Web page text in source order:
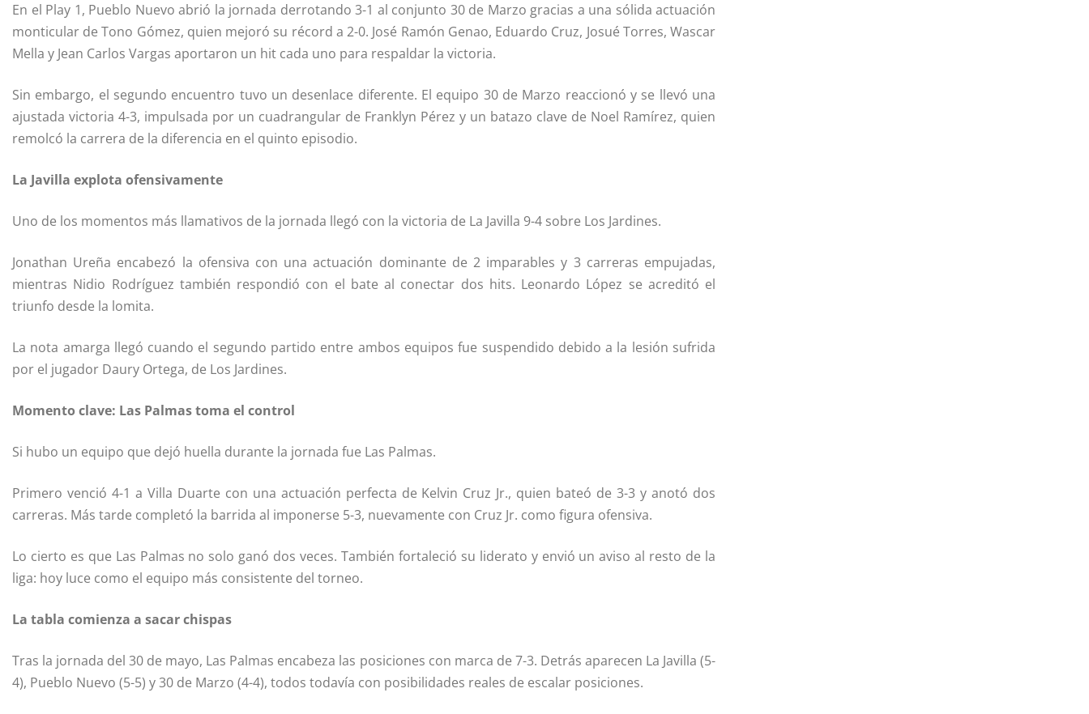
En el Play 1, Pueblo Nuevo abrió la jornada derrotando 3-1 al conjunto 30 de Marzo gracias a una sólida actuación
monticular de Tono Gómez, quien mejoró su récord a 2-0. José Ramón Genao, Eduardo Cruz, Josué Torres, Wascar
Mella y Jean Carlos Vargas aportaron un hit cada uno para respaldar la victoria.
Sin embargo, el segundo encuentro tuvo un desenlace diferente. El equipo 30 de Marzo reaccionó y se llevó una
ajustada victoria 4-3, impulsada por un cuadrangular de Franklyn Pérez y un batazo clave de Noel Ramírez, quien
remolcó la carrera de la diferencia en el quinto episodio.
La Javilla explota ofensivamente
Uno de los momentos más llamativos de la jornada llegó con la victoria de La Javilla 9-4 sobre Los Jardines.
Jonathan Ureña encabezó la ofensiva con una actuación dominante de 2 imparables y 3 carreras empujadas,
mientras Nidio Rodríguez también respondió con el bate al conectar dos hits. Leonardo López se acreditó el
triunfo desde la lomita.
La nota amarga llegó cuando el segundo partido entre ambos equipos fue suspendido debido a la lesión sufrida
por el jugador Daury Ortega, de Los Jardines.
Momento clave: Las Palmas toma el control
Si hubo un equipo que dejó huella durante la jornada fue Las Palmas.
Primero venció 4-1 a Villa Duarte con una actuación perfecta de Kelvin Cruz Jr., quien bateó de 3-3 y anotó dos
carreras. Más tarde completó la barrida al imponerse 5-3, nuevamente con Cruz Jr. como figura ofensiva.
Lo cierto es que Las Palmas no solo ganó dos veces. También fortaleció su liderato y envió un aviso al resto de la
liga: hoy luce como el equipo más consistente del torneo.
La tabla comienza a sacar chispas
Tras la jornada del 30 de mayo, Las Palmas encabeza las posiciones con marca de 7-3. Detrás aparecen La Javilla (5-
4), Pueblo Nuevo (5-5) y 30 de Marzo (4-4), todos todavía con posibilidades reales de escalar posiciones.